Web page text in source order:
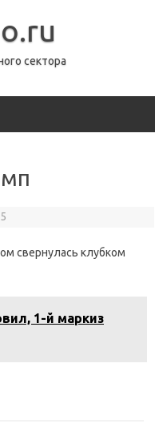
сектора
свернулась клубком
1-й маркиз